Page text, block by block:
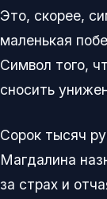
Это, скорее,
маленькая
Символ того,
сносить
Сорок тысяч
Магдалина
за страх и